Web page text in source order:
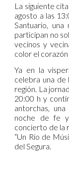
La siguiente
agosto a las
Santuario,
participan no
vecinos y
color el corazón
Ya en la
celebra una de
región. La
20:00 h y
antorchas,
noche de fe y
concierto de la
“Un Río de
del Segura.